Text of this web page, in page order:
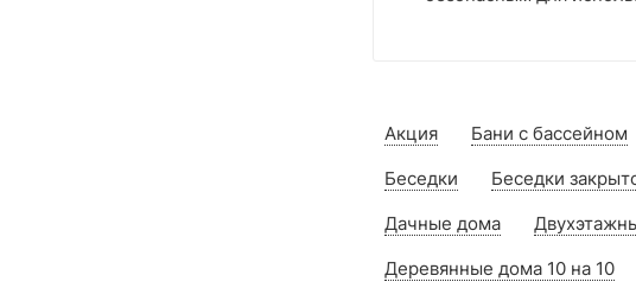
Акция Бани с бассейном
Беседки
Беседки
Дачные дома
Деревянные дома 10 на 10